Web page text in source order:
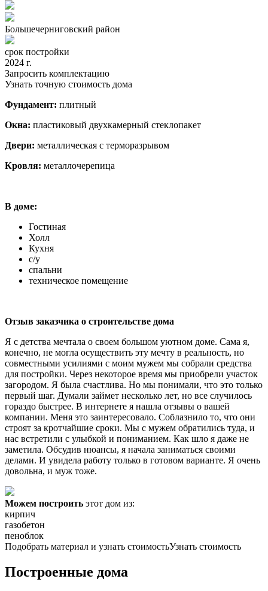
Большечерниговский район
срок постройки
2024 г.
Запросить комплектацию
Узнать точную стоимость дома
Фундамент: плитный
Окна: пластиковый двухкамерный стеклопакет
Двери: металлическая с терморазрывом
Кровля: металлочерепица
В доме:
Гостиная
Холл
Кухня
с/у
спальни
техническое помещение
Отзыв заказчика о строительстве дома
Я с детства мечтала о своем большом уютном доме. Сама я,
конечно, не могла осуществить эту мечту в реальность, но
совместными усилиями с моим мужем мы собрали средства
для постройки. Через некоторое время мы приобрели участок
загородом. Я была счастлива. Но мы понимали, что это только
первый шаг. Думали займет несколько лет, но все случилось
гораздо быстрее. В интернете я нашла отзывы о вашей
компании. Меня это заинтересовало. Соблазнило то, что они
строят за кротчайшие сроки. Мы с мужем обратились туда, и
нас встретили с улыбкой и пониманием. Как шло я даже не
заметила. Обсудив нюансы, я начала заниматься своими
делами. И увидела работу только в готовом варианте. Я очень
довольна, и муж тоже.
Можем построить этот дом из:
кирпич
газобетон
пеноблок
Подобрать материал и узнать стоимостьУзнать стоимость
Построенные дома